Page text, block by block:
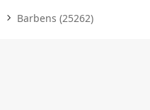
Barbens (25262)